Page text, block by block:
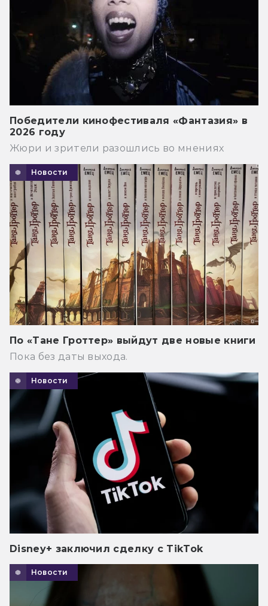
Победители кинофестиваля «Фантазия» в
2026 году
Жюри и зрители разошлись во мнениях
Новости
По «Тане Гроттер» выйдут две новые книги
Пока без даты выхода.
Новости
Disney+ заключил сделку с TikTok
Новости